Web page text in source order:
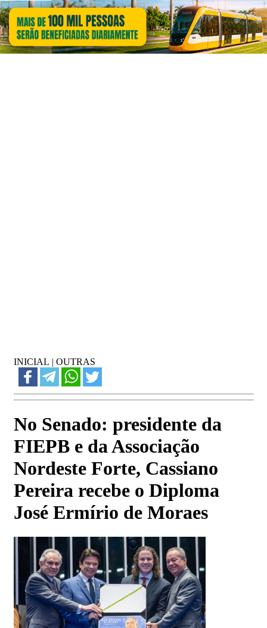
INICIAL | OUTRAS
No Senado: presidente da
FIEPB e da Associação
Nordeste Forte, Cassiano
Pereira recebe o Diploma
José Ermírio de Moraes